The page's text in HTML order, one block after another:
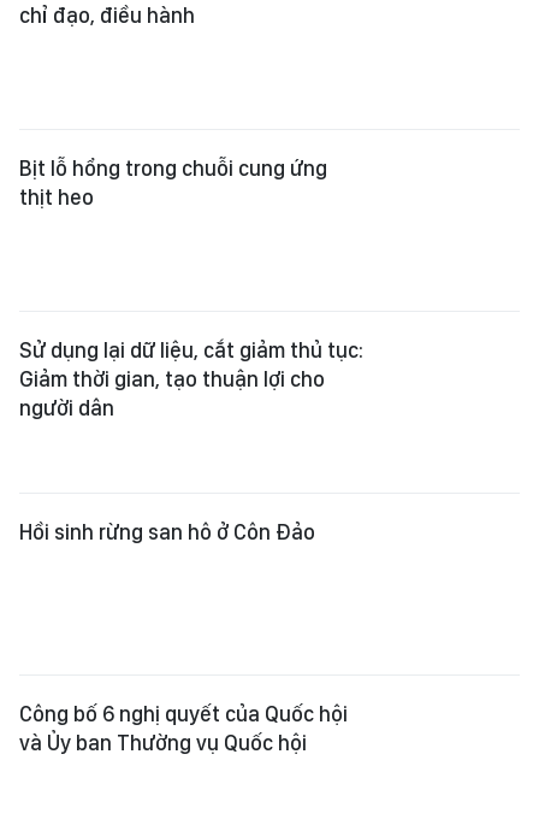
chỉ đạo, điều hành
Bịt lỗ hổng trong chuỗi cung ứng
thịt heo
Sử dụng lại dữ liệu, cắt giảm thủ tục:
Giảm thời gian, tạo thuận lợi cho
người dân
Hồi sinh rừng san hô ở Côn Đảo
Công bố 6 nghị quyết của Quốc hội
và Ủy ban Thường vụ Quốc hội